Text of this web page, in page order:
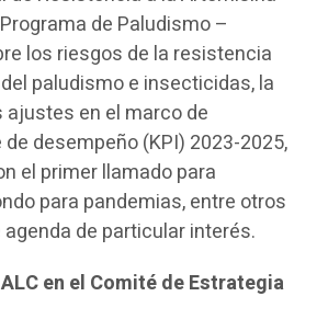
de Paludismo –
los riesgos de la resistencia
paludismo e insecticidas, la
ajustes en el marco de
desempeño (KPI) 2023-2025,
el primer llamado para
para pandemias, entre otros
de particular interés.
en el Comité de Estrategia